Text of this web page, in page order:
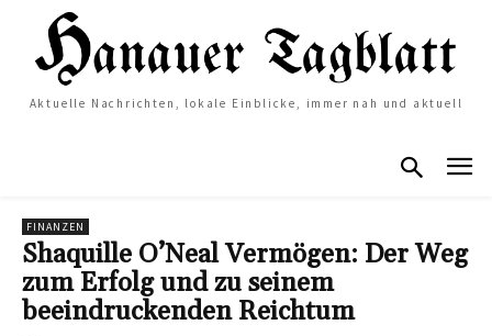
Aktuelle Nachrichten, lokale Einblicke, immer nah und aktuell
FINANZEN
Shaquille O’Neal Vermögen: Der Weg
zum Erfolg und zu seinem
beeindruckenden Reichtum